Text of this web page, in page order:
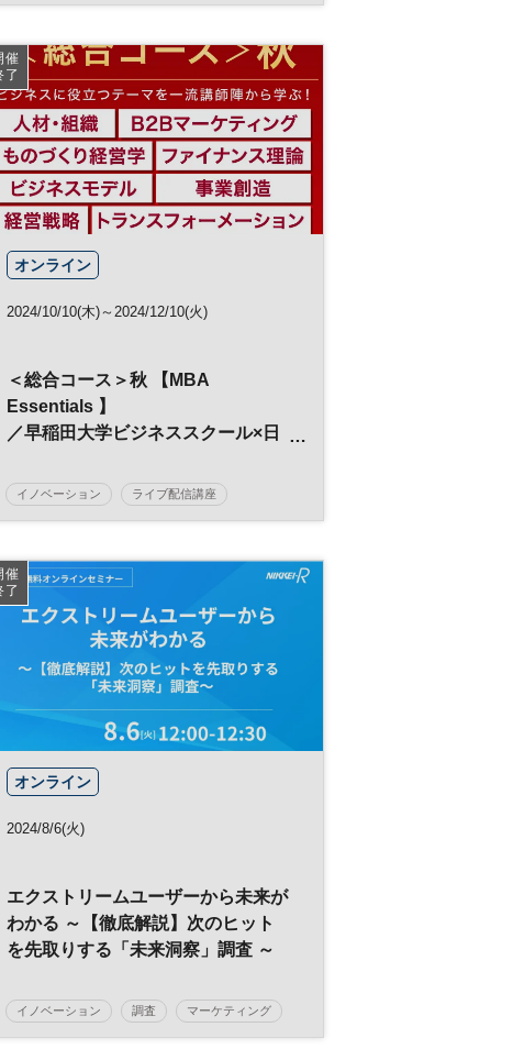
催
了
オンライン
2024/10/10(木)～2024/12/10(火)
＜総合コース＞秋 【MBA
Essentials 】
／早稲田大学ビジネススクール×日
イノベーション ライブ配信講座
早稲田大学ビジネススクール
経営戦略 マーケティング
日経ビジネススクール MBA
催
了
オンライン
2024/8/6(火)
エクストリームユーザーから未来が
わかる ～【徹底解説】次のヒット
を先取りする「未来洞察」調査 ～
イノベーション 調査 マーケティング